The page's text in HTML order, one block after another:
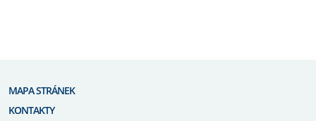
MAPA STRÁNEK
KONTAKTY